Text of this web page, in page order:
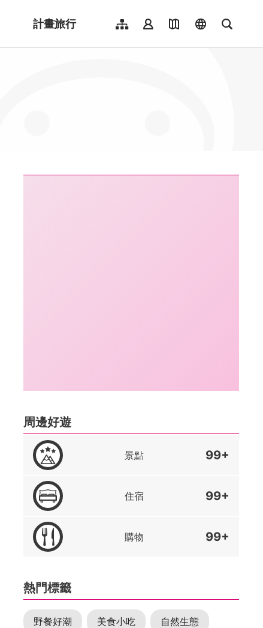
計畫旅行
網站導覽會員登入地圖導覽language全文檢
:::
周邊好遊
景點 99+
住宿 99+
購物 99+
熱門標籤
野餐好潮 美食小吃 自然生態